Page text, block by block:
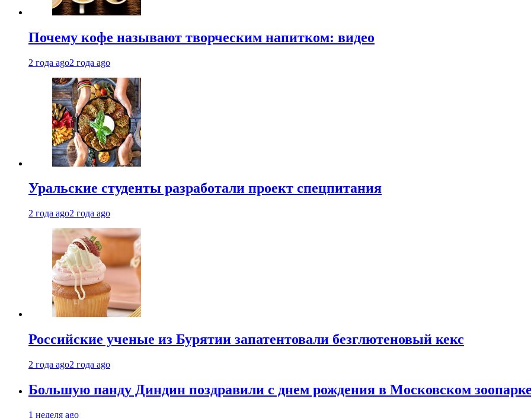
Почему кофе называют творческим напитком: видео
2 года ago2 года ago
Уральские студенты разработали проект спецпитания
2 года ago2 года ago
Российские ученые из Бурятии запатентовали безглютеновый кекс
2 года ago2 года ago
Большую панду Диндин поздравили с днем рождения в Московском зоопарке
1 неделя ago